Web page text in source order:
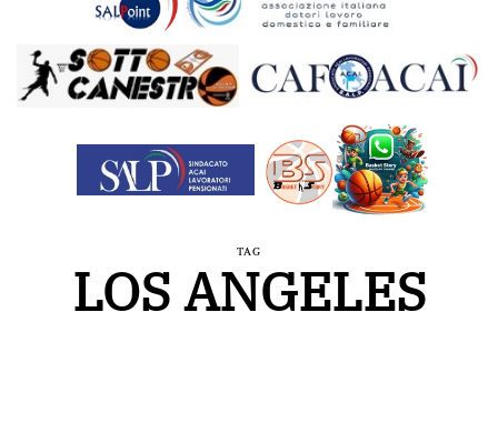
TAG
LOS ANGELES